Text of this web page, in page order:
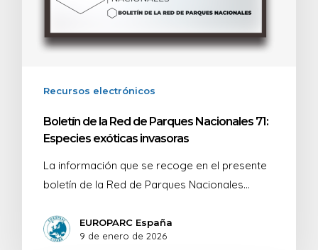
Recursos electrónicos
Boletín de la Red de Parques Nacionales 71:
Especies exóticas invasoras
La información que se recoge en el presente
boletín de la Red de Parques Nacionales…
EUROPARC España
9 de enero de 2026